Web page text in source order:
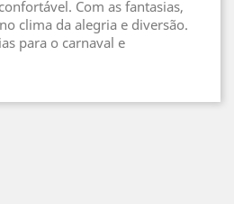
Com as fantasias,
clima da alegria e diversão.
para o carnaval e